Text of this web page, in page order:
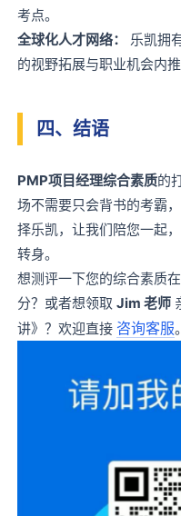
考点。
全球化人才网络：
乐凯拥
的视野拓展与职业机会内
四、结语
PMP项目经理综合素质的
场不需要只会背书的考霸
择乐凯，让我们陪您一起
转身。
想测评一下您的综合素质
分？或者想领取 Jim 老师
讲》？欢迎直接 咨询客服